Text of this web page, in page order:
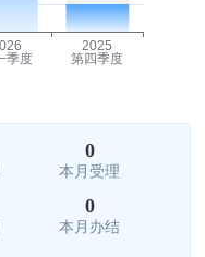
0
本月受理
0
本月办结